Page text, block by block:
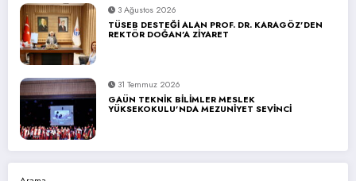
3 Ağustos 2026
TÜSEB DESTEĞİ ALAN PROF. DR. KARAGÖZ’DEN
REKTÖR DOĞAN’A ZİYARET
31 Temmuz 2026
GAÜN TEKNİK BİLİMLER MESLEK
YÜKSEKOKULU’NDA MEZUNİYET SEVİNCİ